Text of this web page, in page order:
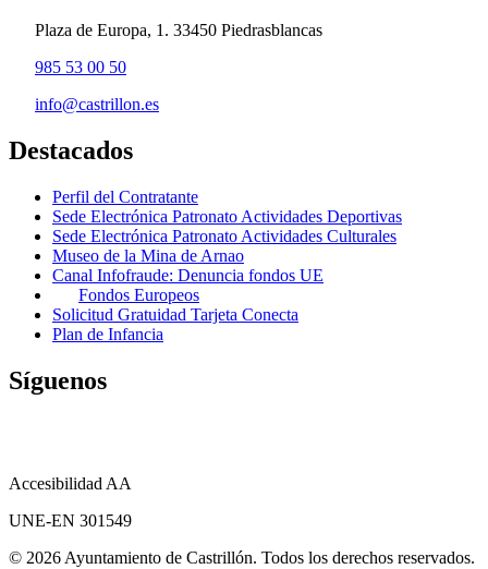
Plaza de Europa, 1. 33450 Piedrasblancas
985 53 00 50
info@castrillon.es
Destacados
Perfil del Contratante
Sede Electrónica Patronato Actividades Deportivas
Sede Electrónica Patronato Actividades Culturales
Museo de la Mina de Arnao
Canal Infofraude: Denuncia fondos UE
Fondos Europeos
Solicitud Gratuidad Tarjeta Conecta
Plan de Infancia
Síguenos
Accesibilidad AA
UNE-EN 301549
© 2026 Ayuntamiento de Castrillón. Todos los derechos reservados.